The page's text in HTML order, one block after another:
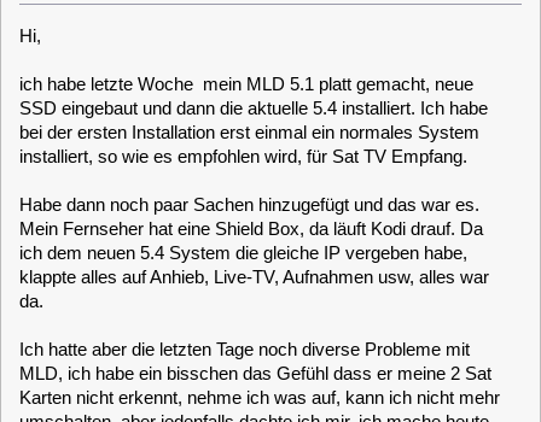
ich habe letzte Woche mein MLD 5.1 platt gemacht, neue
SSD eingebaut und dann die aktuelle 5.4 installiert. Ich habe
installiert, so wie es empfohlen wird, für Sat TV Empfang.
Habe dann noch paar Sachen hinzugefügt und das war es.
Mein Fernseher hat eine Shield Box, da läuft Kodi drauf. Da
ich dem neuen 5.4 System die gleiche IP vergeben habe,
da.
Ich hatte aber die letzten Tage noch diverse Probleme mit
MLD, ich habe ein bisschen das Gefühl dass er meine 2 Sat
Karten nicht erkennt, nehme ich was auf, kann ich nicht mehr
umschalten, aber jedenfalls dachte ich mir, ich mache heute
schaue ich mit der Kiste kein TV.
Also Server installiert, Streamdev-Server, meine
Channelsconf angepasst, vdramin installiert, NAS verbunden.